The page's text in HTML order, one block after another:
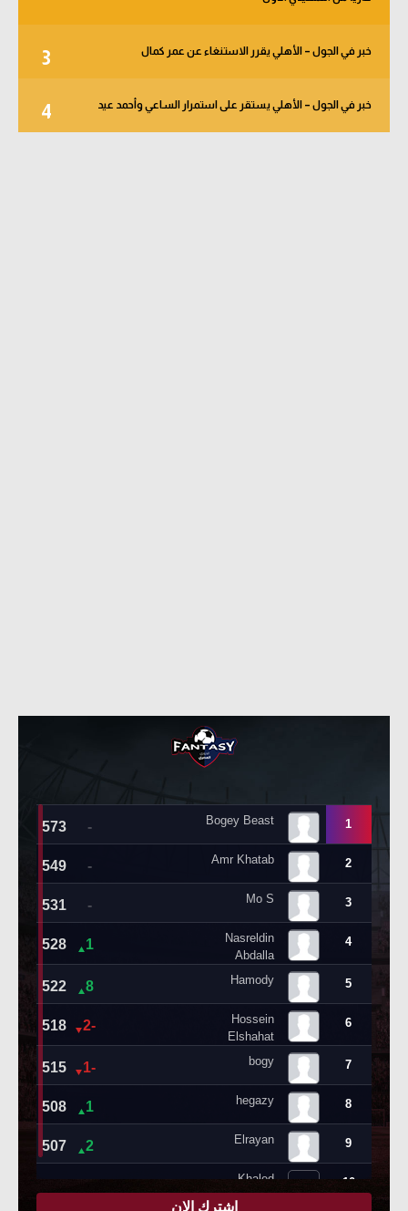
3 خبر في الجول – الأهلي يقرر الاستنغاء عن عمر كمال
4 خبر في الجول – الأهلي يستقر على استمرار الساعي وأحمد عيد